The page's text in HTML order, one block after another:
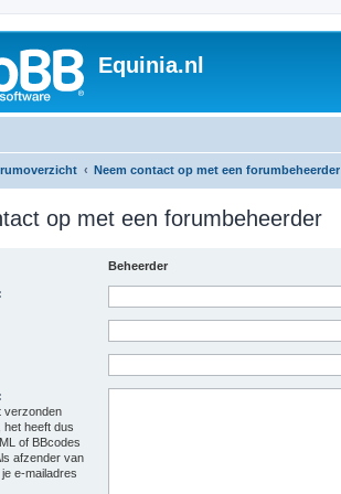
Equinia.nl
Neem contact op met een forumbeheerder
op met een forumbeheerder
Beheerder
verzonden
het heeft dus
of BBcodes
afzender van
e-mailadres